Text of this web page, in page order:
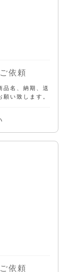
依頼
名、納期、送
い致します。
依頼